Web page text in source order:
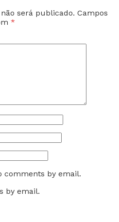
será publicado. Campos
*
comments by email.
by email.